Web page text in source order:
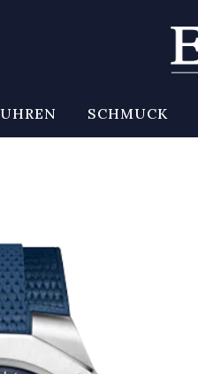
UHREN SCHMUCK